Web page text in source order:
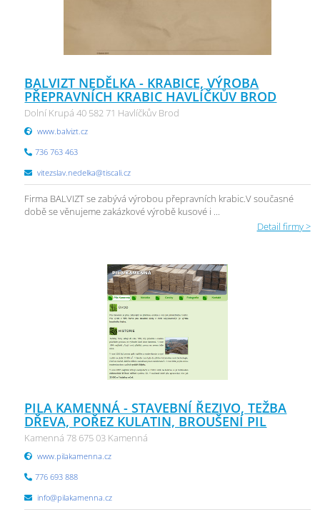
BALVIZT NEDĚLKA - KRABICE, VÝROBA
PŘEPRAVNÍCH KRABIC HAVLÍČKŮV BROD
Dolní Krupá 40 582 71 Havlíčkův Brod
www.balvizt.cz
736 763 463
vitezslav.nedelka@tiscali.cz
Firma BALVIZT se zabývá výrobou přepravních krabic.V současné
době se věnujeme zakázkové výrobě kusové i ...
Detail firmy >
PILA KAMENNÁ - STAVEBNÍ ŘEZIVO, TEŽBA
DŘEVA, POŘEZ KULATIN, BROUŠENÍ PIL
Kamenná 78 675 03 Kamenná
www.pilakamenna.cz
776 693 888
info@pilakamenna.cz